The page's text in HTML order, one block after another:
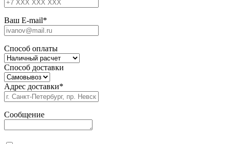
Ваш E-mail*
Способ оплаты
Способ доставки
Адрес доставки*
Сообщение